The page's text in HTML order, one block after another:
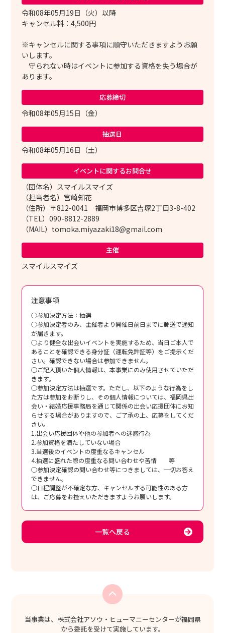
令和08年05月19日（火）以降
キャンセル料：4,500円
※キャンセルに関する事項に順守いただきますようお願
いします。
守られない時はイベントに参加する資格を失う場合が
あります。
応募締切
令和08年05月15日（金）
抽選日
令和08年05月16日（土）
イベントに関するお問合せ
（団体名）スマイルスマイズ
（担当者名）宮崎知花
（住所）〒812-0041 福岡市博多区吉塚2丁目3-8-402
（TEL）090-8812-2889
（MAIL）tomoka.miyazaki18@gmail.com
主催
スマイルスマイズ
注意事項
○参加決定方法：抽選
○参加決定者のみ、主催者より開催日前日までに郵送で通知
が届きます。
○より健全な出会いイベントを実施するため、当日ご本人で
あることを確認できる身分証（運転免許証等）をご提示くだ
さい。確認できない場合は参加できません。
○ご記入頂いた個人情報は、本事業にのみ使用させていただ
きます。
○参加決定方法は抽選です。ただし、以下のような行為をし
た方は参加をお断りし、その個人情報については、福岡県出
会い・結婚応援事務局を通じて関係の出会い応援団体にお知
らせする場合がありますので、ご了承の上、応募をしてくだ
さい。
1.出会い応援団体や他の参加者への迷惑行為
2.参加資格を満たしていない場合
3.当選後のイベントの度重なるキャンセル
4.抽選に盛れた際の度重なる問い合わせや苦情 等
○参加決定確認の問い合わせ等につきましては、一切お答え
できません。
○日程調整が不確定な方、キャンセルする可能性のある方
は、ご応募をお控えいただきますようお願いします。
一覧へ戻る
当事業は、株式会社アソウ・ヒューマニーセンターが福岡県
から委託を受けて実施しています。